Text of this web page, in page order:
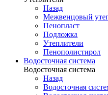
Назад
Межвенцовый
Пенопласт
Подложка
Утеплители
Пенополистирол
Водосточная система
Водосточная система
Назад
Водосточная